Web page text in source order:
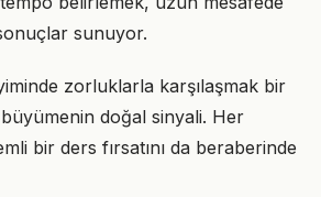
sunuyor.
zorluklarla karşılaşmak bir
büyümenin doğal sinyali. Her
bir ders fırsatını da beraberinde